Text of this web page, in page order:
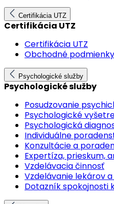
Certifikácia UTZ
Certifikácia UTZ
Certifikácia UTZ
Obchodné podmienky
Psychologické služby
Psychologické služby
Posudzovanie
Psychologické
Psychologická
Individuálne
Konzultácie a
Expertíza, prieskum,
Vzdelávacia činnosť
Vzdelávanie lekárov
Dotazník spokojnosti